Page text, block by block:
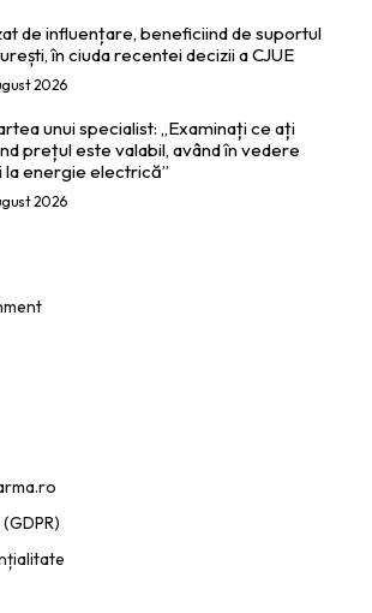
de influențare, beneficiind de suportul
în ciuda recentei decizii a CJUE
2026
unui specialist: „Examinați ce ați
prețul este valabil, având în vedere
energie electrică”
2026